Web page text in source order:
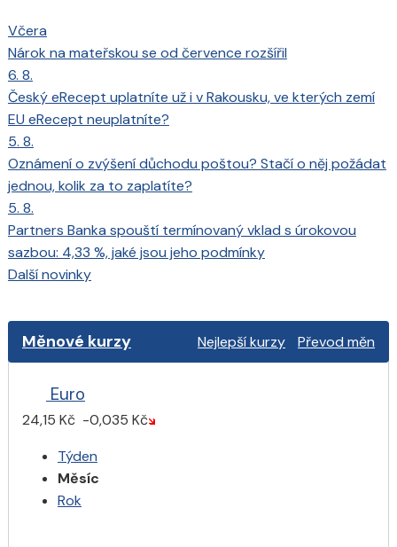
Včera
Nárok na mateřskou se od července rozšířil
6. 8.
Český eRecept uplatníte už i v Rakousku, ve kterých zemí
EU eRecept neuplatníte?
5. 8.
Oznámení o zvýšení důchodu poštou? Stačí o něj požádat
jednou, kolik za to zaplatíte?
5. 8.
Partners Banka spouští termínovaný vklad s úrokovou
sazbou: 4,33 %, jaké jsou jeho podmínky
Další novinky
Měnové kurzy Nejlepší kurzy Převod měn
Euro
24,15 Kč -0,035 Kč
Týden
Měsíc
Rok